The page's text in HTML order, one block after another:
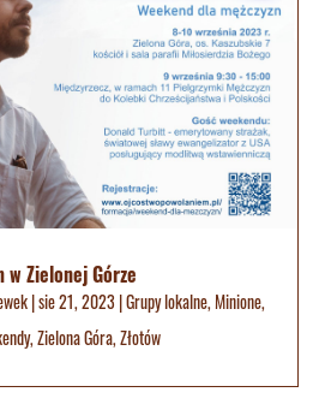
w Zielonej Górze
|sie 21, 2023 |Grupy lokalne,Minione,
,Zielona Góra,Złotów